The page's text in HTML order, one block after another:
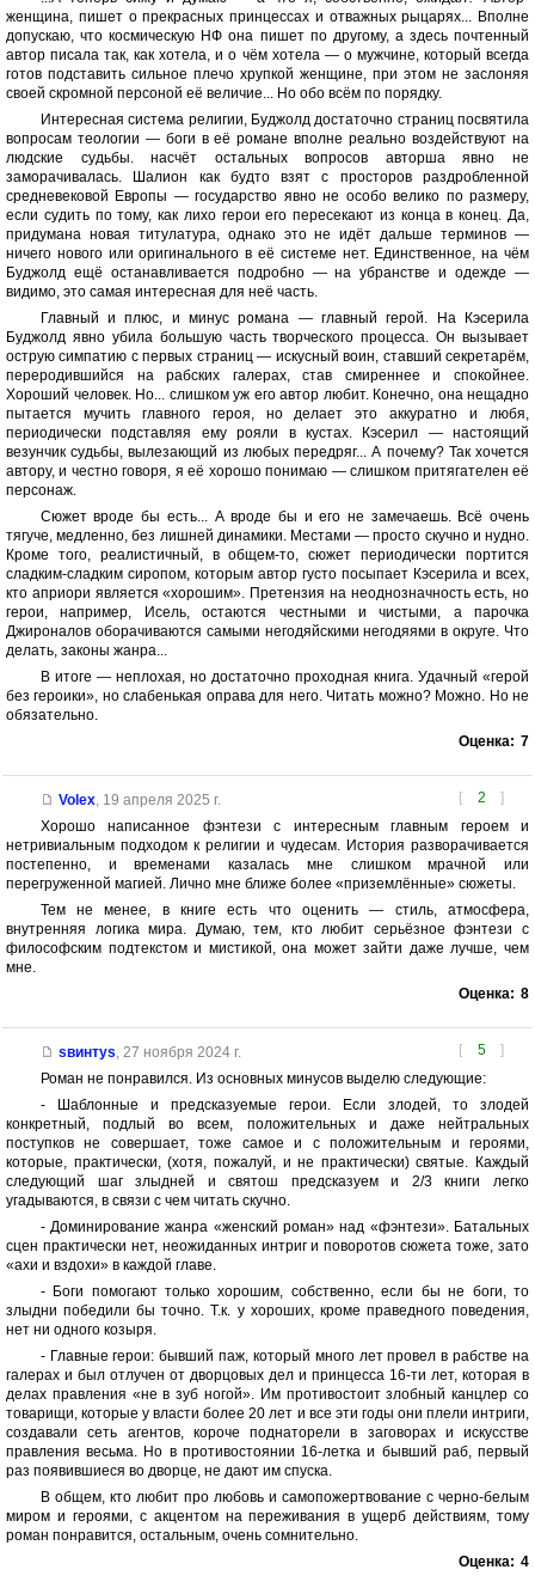
женщина, пишет о прекрасных принцессах и отважных рыцарях... Вполне
допускаю, что космическую НФ она пишет по другому, а здесь почтенный
автор писала так, как хотела, и о чём хотела — о мужчине, который всегда
готов подставить сильное плечо хрупкой женщине, при этом не заслоняя
своей скромной персоной её величие... Но обо всём по порядку.
Интересная система религии, Буджолд достаточно страниц посвятила
вопросам теологии — боги в её романе вполне реально воздействуют на
людские судьбы. насчёт остальных вопросов авторша явно не
заморачивалась. Шалион как будто взят с просторов раздробленной
средневековой Европы — государство явно не особо велико по размеру,
если судить по тому, как лихо герои его пересекают из конца в конец. Да,
придумана новая титулатура, однако это не идёт дальше терминов —
ничего нового или оригинального в её системе нет. Единственное, на чём
Буджолд ещё останавливается подробно — на убранстве и одежде —
видимо, это самая интересная для неё часть.
Главный и плюс, и минус романа — главный герой. На Кэсерила
Буджолд явно убила большую часть творческого процесса. Он вызывает
острую симпатию с первых страниц — искусный воин, ставший секретарём,
переродившийся на рабских галерах, став смиреннее и спокойнее.
Хороший человек. Но... слишком уж его автор любит. Конечно, она нещадно
пытается мучить главного героя, но делает это аккуратно и любя,
периодически подставляя ему рояли в кустах. Кэсерил — настоящий
везунчик судьбы, вылезающий из любых передряг... А почему? Так хочется
автору, и честно говоря, я её хорошо понимаю — слишком притягателен её
персонаж.
Сюжет вроде бы есть... А вроде бы и его не замечаешь. Всё очень
тягуче, медленно, без лишней динамики. Местами — просто скучно и нудно.
Кроме того, реалистичный, в общем-то, сюжет периодически портится
сладким-сладким сиропом, которым автор густо посыпает Кэсерила и всех,
кто априори является «хорошим». Претензия на неоднозначность есть, но
герои, например, Исель, остаются честными и чистыми, а парочка
Джироналов оборачиваются самыми негодяйскими негодяями в округе. Что
делать, законы жанра...
В итоге — неплохая, но достаточно проходная книга. Удачный «герой
без героики», но слабенькая оправа для него. Читать можно? Можно. Но не
обязательно.
Оценка: 7
[ 2 ]
Volex, 19 апреля 2025 г.
Хорошо написанное фэнтези с интересным главным героем и
нетривиальным подходом к религии и чудесам. История разворачивается
постепенно, и временами казалась мне слишком мрачной или
перегруженной магией. Лично мне ближе более «приземлённые» сюжеты.
Тем не менее, в книге есть что оценить — стиль, атмосфера,
внутренняя логика мира. Думаю, тем, кто любит серьёзное фэнтези с
философским подтекстом и мистикой, она может зайти даже лучше, чем
мне.
Оценка: 8
[ 5 ]
sвинтуs, 27 ноября 2024 г.
Роман не понравился. Из основных минусов выделю следующие:
- Шаблонные и предсказуемые герои. Если злодей, то злодей
конкретный, подлый во всем, положительных и даже нейтральных
поступков не совершает, тоже самое и с положительным и героями,
которые, практически, (хотя, пожалуй, и не практически) святые. Каждый
следующий шаг злыдней и святош предсказуем и 2/3 книги легко
угадываются, в связи с чем читать скучно.
- Доминирование жанра «женский роман» над «фэнтези». Батальных
сцен практически нет, неожиданных интриг и поворотов сюжета тоже, зато
«ахи и вздохи» в каждой главе.
- Боги помогают только хорошим, собственно, если бы не боги, то
злыдни победили бы точно. Т.к. у хороших, кроме праведного поведения,
нет ни одного козыря.
- Главные герои: бывший паж, который много лет провел в рабстве на
галерах и был отлучен от дворцовых дел и принцесса 16-ти лет, которая в
делах правления «не в зуб ногой». Им противостоит злобный канцлер со
товарищи, которые у власти более 20 лет и все эти годы они плели интриги,
создавали сеть агентов, короче поднаторели в заговорах и искусстве
правления весьма. Но в противостоянии 16-летка и бывший раб, первый
раз появившиеся во дворце, не дают им спуска.
В общем, кто любит про любовь и самопожертвование с черно-белым
миром и героями, с акцентом на переживания в ущерб действиям, тому
роман понравится, остальным, очень сомнительно.
Оценка: 4